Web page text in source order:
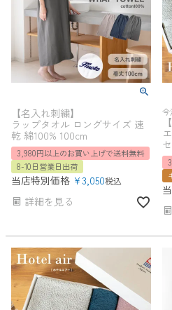
【名入れ刺繍】
ラップタオル ロングサイズ 速
乾 綿100% 100cm
3,980円以上のお買い上げで送料無料
8-10日営業日出荷
当店特別価格 ¥3,050税込
詳細を見る
今